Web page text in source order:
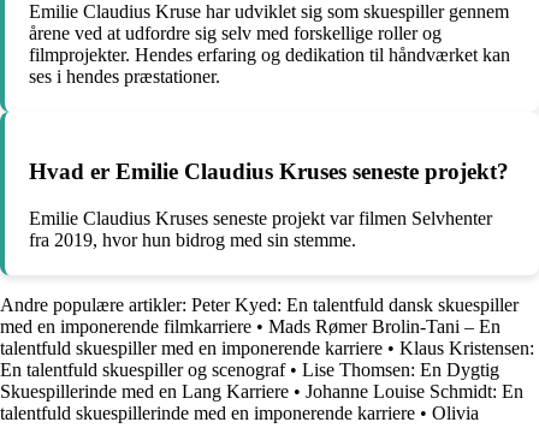
Emilie Claudius Kruse har udviklet sig som skuespiller gennem
årene ved at udfordre sig selv med forskellige roller og
filmprojekter. Hendes erfaring og dedikation til håndværket kan
ses i hendes præstationer.
Hvad er Emilie Claudius Kruses seneste projekt?
Emilie Claudius Kruses seneste projekt var filmen Selvhenter
fra 2019, hvor hun bidrog med sin stemme.
Andre populære artikler: Peter Kyed: En talentfuld dansk skuespiller
med en imponerende filmkarriere • Mads Rømer Brolin-Tani – En
talentfuld skuespiller med en imponerende karriere • Klaus Kristensen:
En talentfuld skuespiller og scenograf• Lise Thomsen: En Dygtig
Skuespillerinde med en Lang Karriere • Johanne Louise Schmidt: En
talentfuld skuespillerinde med en imponerende karriere • Olivia